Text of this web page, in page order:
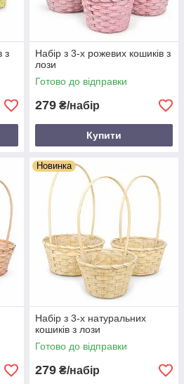
з
Набір з 3-х рожевих кошиків з
лози
Готово до відправки
279 ₴/набір
Купити
Новинка
Набір з 3-х натуральних
кошиків з лози
Готово до відправки
279 ₴/набір